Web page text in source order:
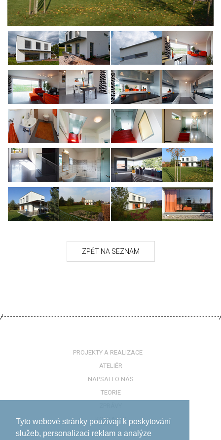
Tyto webové stránky používají k poskytování
služeb, personalizaci reklam a analýze
PROJEKTY A REALIZACE
ATELIÉR
NAPSALI O NÁS
TEORIE
KONTAKTY